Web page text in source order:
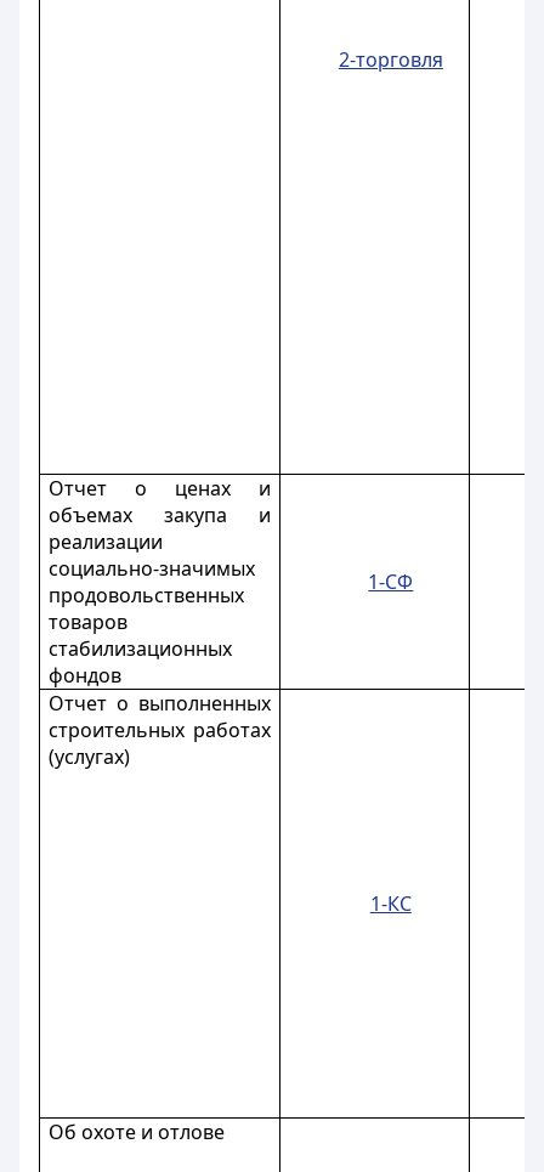
2-торговля
Отчет о ценах и
объемах закупа и
реализации
социально-значимых
продовольственных
товаров
стабилизационных
фондов
1-СФ
Отчет о выполненных
строительных работах
(услугах)
1-КС
Об охоте и отлове